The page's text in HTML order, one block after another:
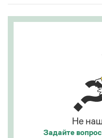
фразеологизм
отрицания,
иногда в сочетании с
и т. п. (см.: Меликян
фразеологический
разные единицы,
Ага, щас!
Не
Задайте вопрос